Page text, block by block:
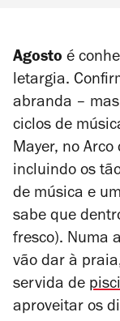
Agosto é
letargia.
abranda – mas
ciclos de
Mayer, no Arco
incluindo os
de música e
sabe que
fresco). Numa
vão dar à
servida de
aproveitar os